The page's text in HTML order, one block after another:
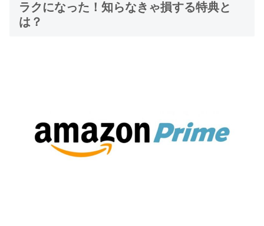
ラクになった！知らなきゃ損する特典と
は？